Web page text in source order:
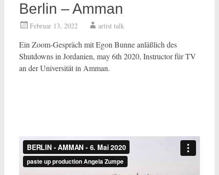
Berlin – Amman
Februar 13, 2022 artist talk
Ein Zoom-Gespräch mit Egon Bunne anläßlich des
Shutdowns in Jordanien, may 6th 2020, Instructor für TV
an der Universität in Amman.